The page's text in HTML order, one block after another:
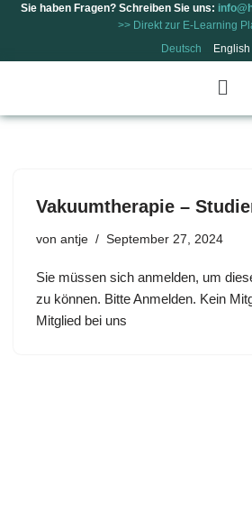
Sie haben Fragen? Schreiben Sie uns:
>> Direkt zur E-Learning
Deutsch
English
Vakuumtherapie –
von antje September 27, 2024
Sie müssen sich anmelden, um
zu können. Bitte Anmelden. Kein
Mitglied bei uns